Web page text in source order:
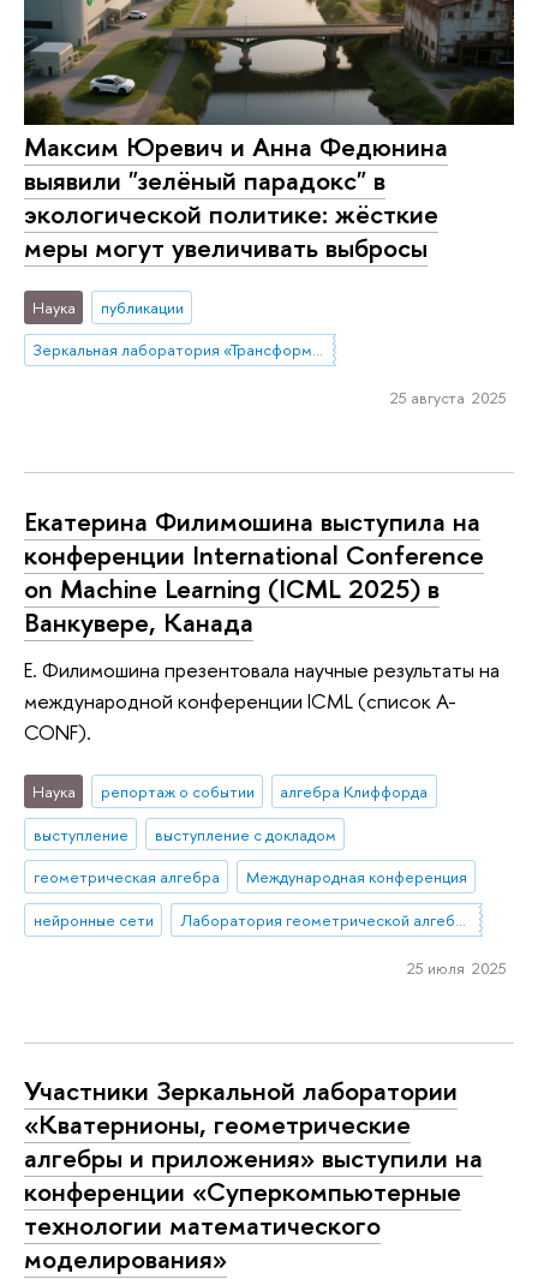
Максим Юревич и Анна Федюнина
выявили "зелёный парадокс" в
экологической политике: жёсткие
меры могут увеличивать выбросы
Наука
публикации
Зеркальная лаборатория «Трансформация цепочек создания стоимости угольной отрасли»
25 августа 2025
Екатерина Филимошина выступила на
конференции International Conference
on Machine Learning (ICML 2025) в
Ванкувере, Канада
Е. Филимошина презентовала научные результаты на
международной конференции ICML (список A-
CONF).
Наука репортаж о событии
алгебра Клиффорда
выступление
выступление с докладом
геометрическая алгебра
Международная конференция
нейронные сети
Лаборатория геометрической алгебры и приложений
25 июля 2025
Участники Зеркальной лаборатории
«Кватернионы, геометрические
алгебры и приложения» выступили на
конференции «Суперкомпьютерные
технологии математического
моделирования»